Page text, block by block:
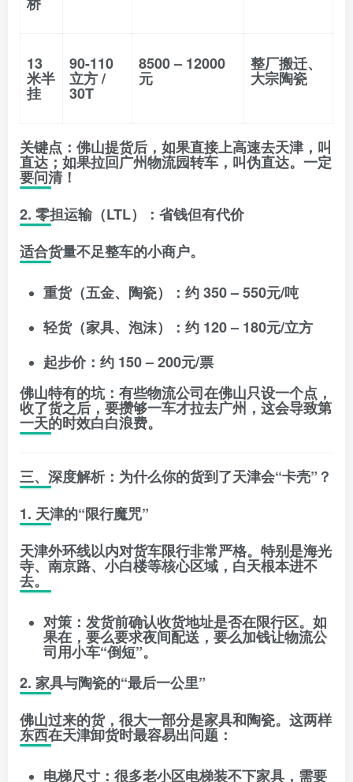
13
米半
挂
90-110
立方 /
30T
8500 – 12000
元
整厂搬迁、
大宗陶瓷
关键点 ：佛山提货后，如果直接上高速去天津，叫
直达；如果拉回广州物流园转车，叫伪直达。一定
要问清！
2. 零担运输（LTL）：省钱但有代价
适合货量不足整车的小商户。
重货（五金、陶瓷）
：约350 – 550元/吨
轻货（家具、泡沫）
：约 120 – 180元/立方
起步价：约 150 – 200元/票
佛山特有的坑：有些物流公司在佛山只设一个点，
收了货之后，要攒够一车才拉去广州，这会导致第
一天的时效白白浪费。
三、深度解析：为什么你的货到了天津会“卡壳”？
1. 天津的“限行魔咒”
天津外环线以内对货车限行非常严格。特别是海光
寺、南京路、小白楼等核心区域，白天根本进不
去。
对策 ：发货前确认收货地址是否在限行区。如
果在，要么要求夜间配送 ，要么加钱让物流公
司用小车“倒短”。
2. 家具与陶瓷的“最后一公里”
佛山过来的货，很大一部分是家具和陶瓷。这两样
东西在天津卸货时最容易出问题：
电梯尺寸 ：很多老小区电梯装不下家具，需要